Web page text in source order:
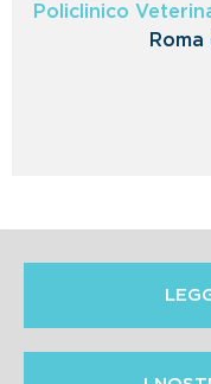
Policlinico
Roma